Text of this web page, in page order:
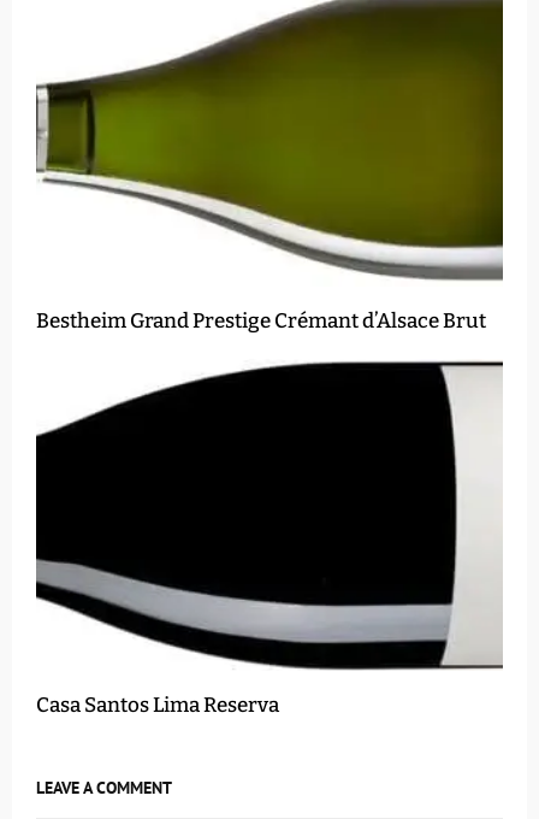
Bestheim Grand Prestige Crémant d’Alsace Brut
Casa Santos Lima Reserva
LEAVE A COMMENT